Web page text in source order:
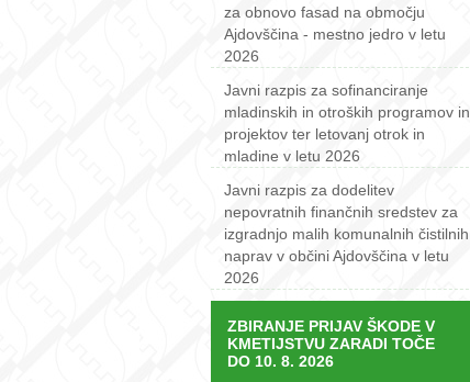
za obnovo fasad na območju
Ajdovščina - mestno jedro v letu
2026
Javni razpis za sofinanciranje
mladinskih in otroških programov in
projektov ter letovanj otrok in
mladine v letu 2026
Javni razpis za dodelitev
nepovratnih finančnih sredstev za
izgradnjo malih komunalnih čistilnih
naprav v občini Ajdovščina v letu
2026
ZBIRANJE PRIJAV ŠKODE V
KMETIJSTVU ZARADI TOČE
DO 10. 8. 2026